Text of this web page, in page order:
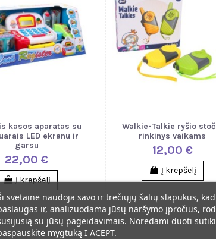
kasos aparatas su
LED ekranu ir
garsu
22,00 €
Į krepšelį
Walkie-Talkie ryšio
rinkinys vaikams
12,00 €
Į krepšelį
svetainė naudoja savo ir trečiųjų šalių slapukus,
ir, analizuodama jūsų naršymo įpročius,
su jūsų pageidavimais. Norėdami duoti
mygtuką I ACEPT.